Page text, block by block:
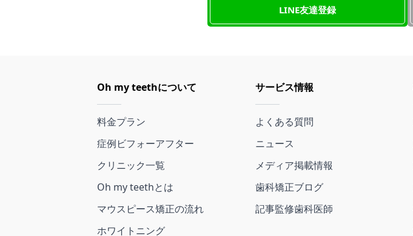
LINE友達登録
Oh my teethについて
料金プラン
症例ビフォーアフター
クリニック一覧
Oh my teethとは
マウスピース矯正の流れ
ホワイトニング
サービス情報
よくある質問
ニュース
メディア掲載情報
歯科矯正ブログ
記事監修歯科医師